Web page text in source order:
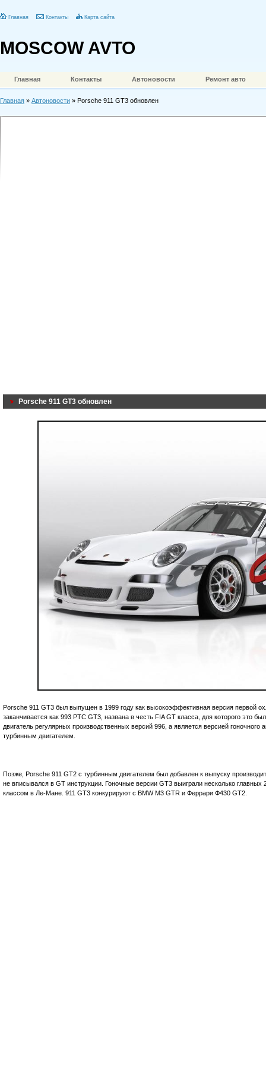
Главная Контакты Карта сайта
MOSCOW AVTO
Главная Контакты Автоновости Ремонт авто
Главная » Автоновости » Porsche 911 GT3 обновлен
Porsche 911 GT3 обновлен
Porsche 911 GT3 был выпущен в 1999 году как высокоэффективная версия первой
заканчивается как 993 РТС GT3, названа в честь FIA GT класса, для которого это
двигатель регулярных производственных версий 996, а является версией
турбинным двигателем.
Позже, Porsche 911 GT2 с турбинным двигателем был добавлен к выпуску
не вписывался в GT инструкции. Гоночные версии GT3 выиграли несколько
классом в Ле-Мане. 911 GT3 конкурируют с BMW M3 GTR и Феррари Ф430 GT2.